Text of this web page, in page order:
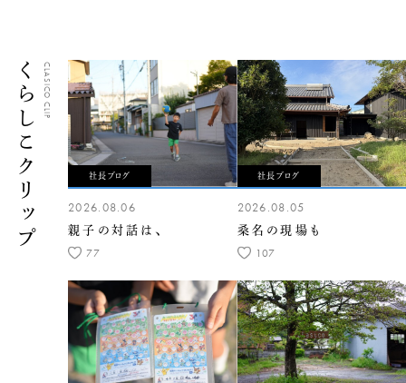
くらしこクリップCLASICO CLIP
社長ブログ
2026.08.06
親子の対話は、
77
社長ブログ
2026.08.05
桑名の現場も
107